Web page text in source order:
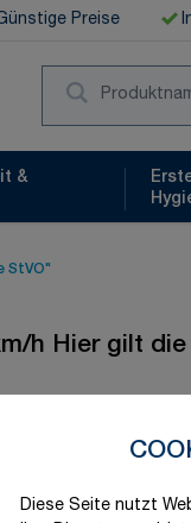
Diese Seite nutzt
Preise
&
StVO"
h Hier gilt die